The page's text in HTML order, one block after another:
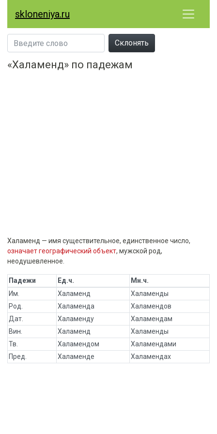
skloneniya.ru
Склонять
«Халаменд» по падежам
Халаменд — имя существительное, единственное число,
означает географический объект, мужской род,
неодушевленное.
Падежи Ед.ч.
Мн.ч.
Им.
Халаменд
Халаменды
Род.
Халаменда
Халамендов
Дат.
Халаменду
Халамендам
Вин.
Халаменд
Халаменды
Тв.
Халамендом
Халамендами
Пред.
Халаменде Халамендах